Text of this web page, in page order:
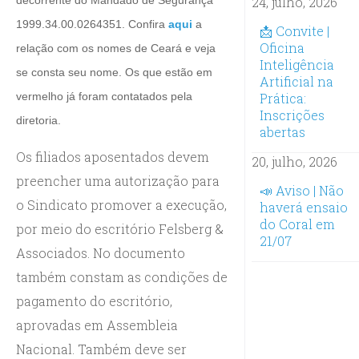
1999.34.00.0264351. Confira aqui a
relação com os nomes de Ceará e veja
se consta seu nome. Os que estão em
vermelho já foram contatados pela
diretoria.
Os filiados aposentados devem
preencher uma autorização para
o Sindicato promover a execução,
por meio do escritório Felsberg &
Associados. No documento
também constam as condições de
pagamento do escritório,
aprovadas em Assembleia
Nacional. Também deve ser
📩 Convite |
Oficina
Inteligência
Artificial na
Prática:
Inscrições
abertas
20, julho, 2026
📣 Aviso | Não
haverá ensaio
do Coral em
21/07